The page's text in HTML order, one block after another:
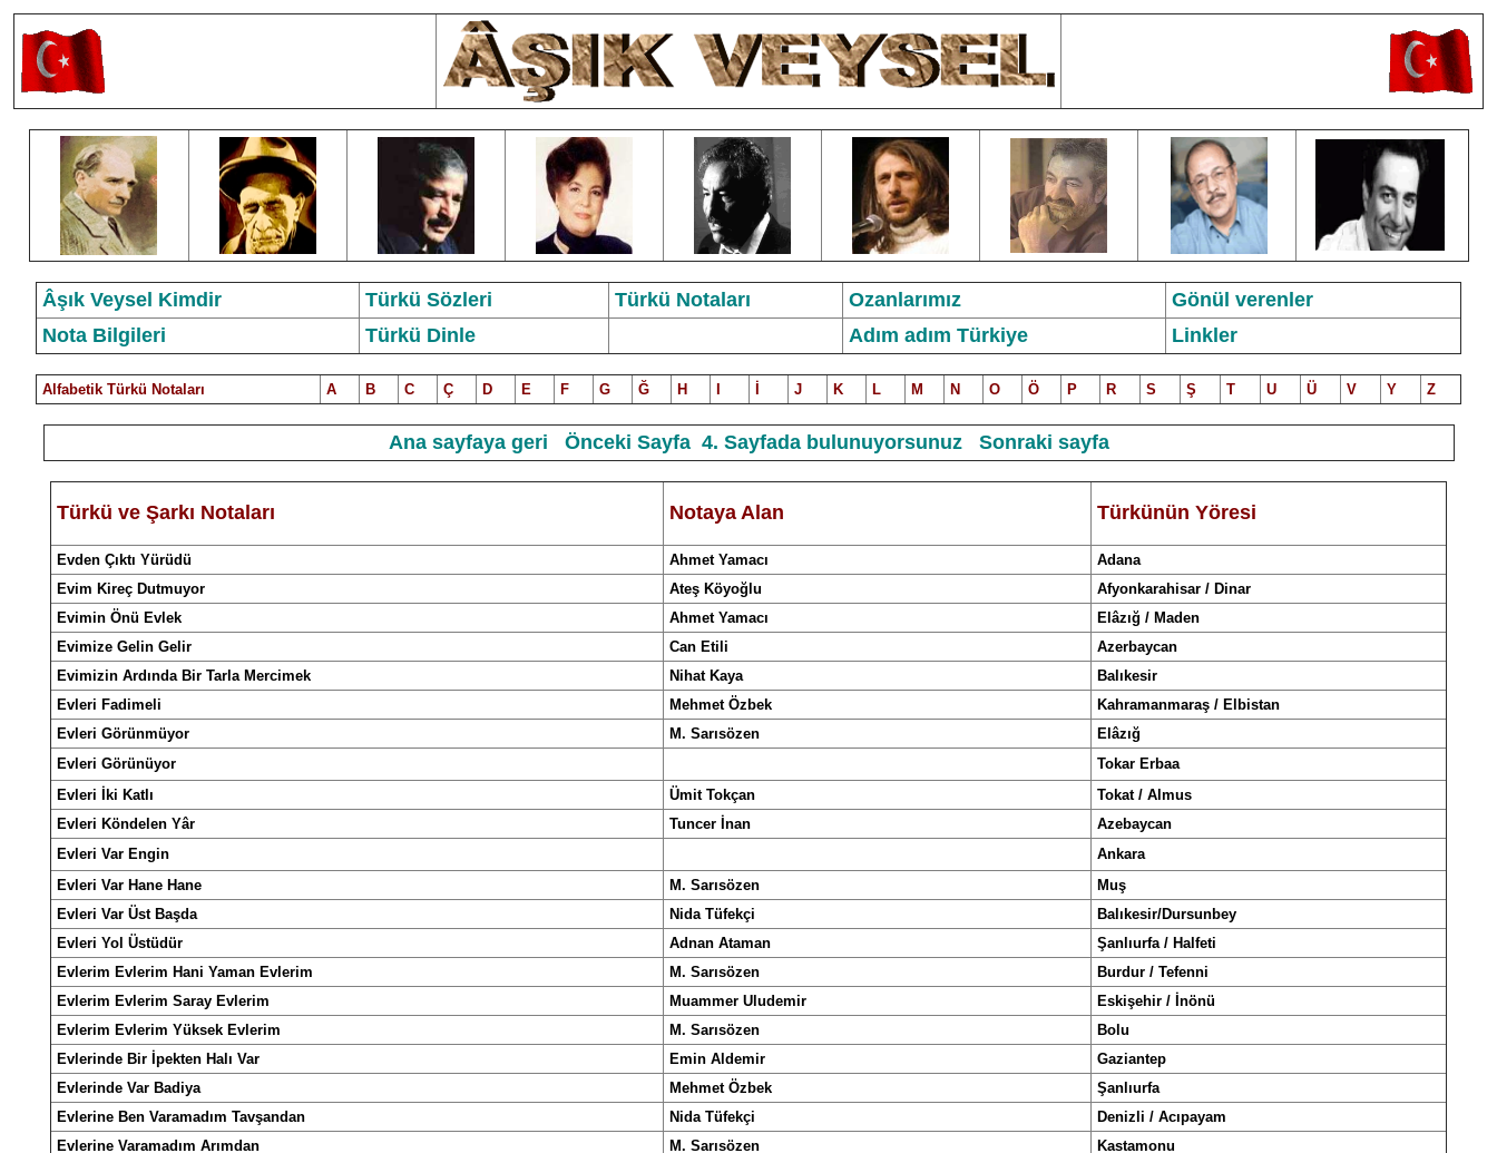
Âşık Veysel Kimdir Türkü Sözleri Türkü Notaları Ozanlarımız
Gönül verenler
Nota Bilgileri
Türkü Dinle Adım adım Türkiye Linkler
Alfabetik Türkü Notaları A B C Ç D E F G Ğ H J K L M N O Ö P R S Ş T U Ü V Y Z
Ana sayfaya geri Önceki Sayfa4. Sayfada bulunuyorsunuz Sonraki sayfa
Türkü ve Şarkı Notaları Notaya Alan Türkünün Yöresi
Evden Çıktı Yürüdü Ahmet Yamacı
Adana
Evim Kireç Dutmuyor
Ateş Köyoğlu
Afyonkarahisar / Dinar
Evimin Önü Evlek
Ahmet Yamacı
Elâzığ / Maden
Evimize Gelin Gelir
Can Etili
Azerbaycan
Evimizin Ardında Bir Tarla Mercimek
Nihat Kaya
Balıkesir
Evleri Fadimeli
Mehmet Özbek
Kahramanmaraş / Elbistan
Evleri Görünmüyor
M. Sarısözen
Elâzığ
Evleri Görünüyor
Tokar Erbaa
Evleri İki Katlı
Ümit Tokçan
Tokat / Almus
Evleri Köndelen Yâr
Tuncer İnan
Azebaycan
Evleri Var Engin
Ankara
Evleri Var Hane Hane
M. Sarısözen
Muş
Evleri Var Üst Başda
Nida Tüfekçi
Balıkesir/Dursunbey
Evleri Yol Üstüdür
Adnan Ataman
Şanlıurfa / Halfeti
Evlerim Evlerim Hani Yaman Evlerim
M. Sarısözen
Burdur / Tefenni
Evlerim Evlerim Saray Evlerim
Muammer Uludemir
Eskişehir / İnönü
Evlerim Evlerim Yüksek Evlerim
M. Sarısözen
Bolu
Evlerinde Bir İpekten Halı Var
Emin Aldemir
Gaziantep
Evlerinde Var Badiya
Mehmet Özbek
Şanlıurfa
Evlerine Ben Varamadım Tavşandan
Nida Tüfekçi
Denizli / Acıpayam
Evlerine Varamadım Arımdan
M. Sarısözen
Kastamonu